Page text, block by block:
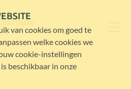
van cookies om goed te
welke cookies we
cookie-instellingen
beschikbaar in onze